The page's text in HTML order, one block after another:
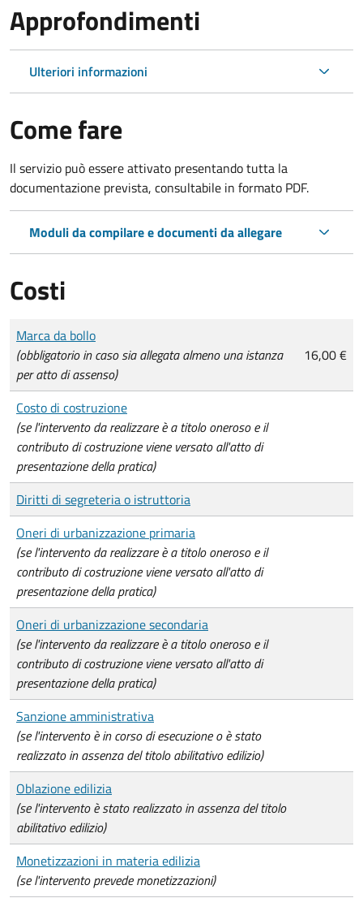
Approfondimenti
Ulteriori informazioni
Come fare
Il servizio può essere attivato presentando tutta la
documentazione prevista, consultabile in formato PDF.
Moduli da compilare e documenti da allegare
Costi
Tipo di pagamento
Importo
Marca da bollo
(obbligatorio in caso sia allegata almeno una istanza
per atto di assenso)
16,00 €
Costo di costruzione
(se l'intervento da realizzare è a titolo oneroso e il
contributo di costruzione viene versato all'atto di
presentazione della pratica)
Diritti di segreteria o istruttoria
Oneri di urbanizzazione primaria
(se l'intervento da realizzare è a titolo oneroso e il
contributo di costruzione viene versato all'atto di
presentazione della pratica)
Oneri di urbanizzazione secondaria
(se l'intervento da realizzare è a titolo oneroso e il
contributo di costruzione viene versato all'atto di
presentazione della pratica)
Sanzione amministrativa
(se l'intervento è in corso di esecuzione o è stato
realizzato in assenza del titolo abilitativo edilizio)
Oblazione edilizia
(se l'intervento è stato realizzato in assenza del titolo
abilitativo edilizio)
Monetizzazioni in materia edilizia
(se l'intervento prevede monetizzazioni)